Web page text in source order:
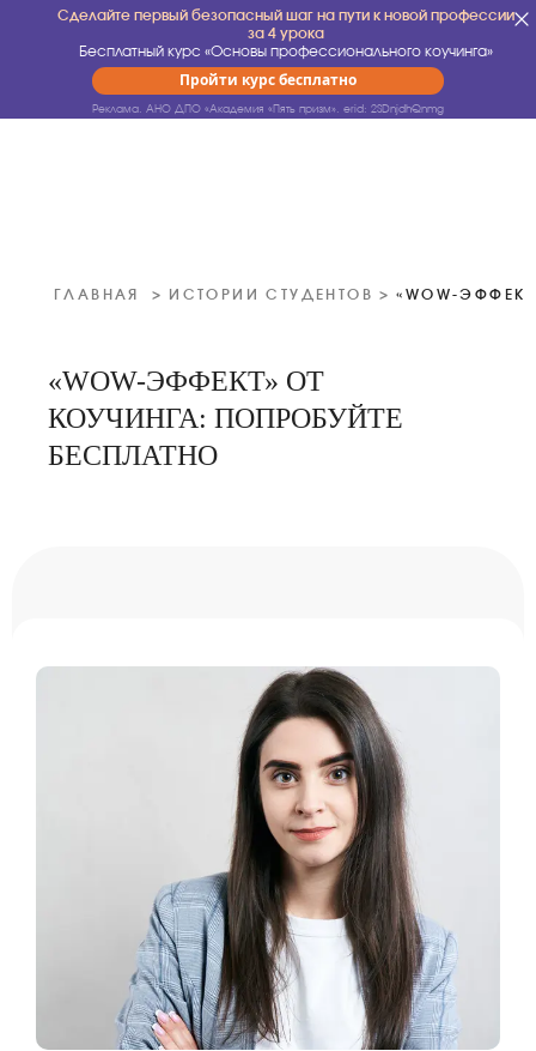
Сделайте первый безопасный шаг на пути к новой профессии
за 4 урока
Бесплатный курс «Основы профессионального коучинга»
Пройти курс бесплатно
Реклама. АНО ДПО «Академия «Пять призм». erid: 2SDnjdhQnmg
ГЛАВНАЯ > ИСТОРИИ СТУДЕНТОВ > «WOW-
«WOW-ЭФФЕКТ» ОТ
КОУЧИНГА: ПОПРОБУЙТЕ
БЕСПЛАТНО